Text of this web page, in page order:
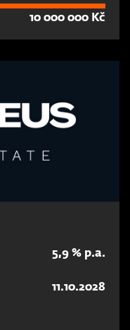
10 000 000 Kč
5,9 % p.a.
11.10.2028